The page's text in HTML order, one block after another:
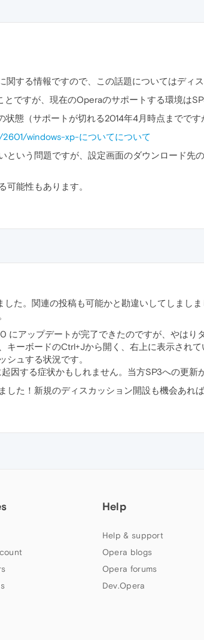
関する情報ですので、この話題についてはディ
ですが、現在のOperaのサポートする環境は
態（サポートが切れる2014年4月時点までで
windows-xp-についてについて
という問題ですが、設定画面のダウンロード先
可能性もあります。
た。関連の投稿も可能かと勘違いしてしましま
にアップデートが完了できたのですが、やは
キーボードのCtrl+Jから開く、右上に表示され
シュする状況です。
因する症状かもしれません。当方SP3への更新
した！新規のディスカッション開設も機会あれ
Help
Help & support
Opera blogs
Opera forums
Dev.Opera